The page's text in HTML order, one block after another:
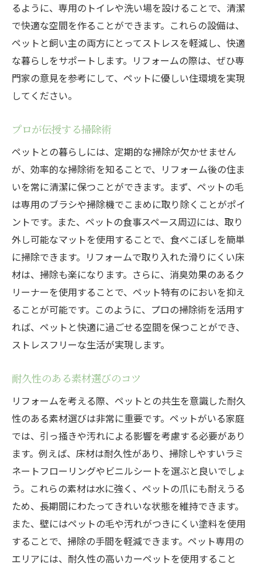
るように、専用のトイレや洗い場を設けることで、清潔
で快適な空間を作ることができます。これらの設備は、
ペットと飼い主の両方にとってストレスを軽減し、快適
な暮らしをサポートします。リフォームの際は、ぜひ専
門家の意見を参考にして、ペットに優しい住環境を実現
してください。
プロが伝授する掃除術
ペットとの暮らしには、定期的な掃除が欠かせません
が、効率的な掃除術を知ることで、リフォーム後の住ま
いを常に清潔に保つことができます。まず、ペットの毛
は専用のブラシや掃除機でこまめに取り除くことがポイ
ントです。また、ペットの食事スペース周辺には、取り
外し可能なマットを使用することで、食べこぼしを簡単
に掃除できます。リフォームで取り入れた滑りにくい床
材は、掃除も楽になります。さらに、消臭効果のあるク
リーナーを使用することで、ペット特有のにおいを抑え
ることが可能です。このように、プロの掃除術を活用す
れば、ペットと快適に過ごせる空間を保つことができ、
ストレスフリーな生活が実現します。
耐久性のある素材選びのコツ
リフォームを考える際、ペットとの共生を意識した耐久
性のある素材選びは非常に重要です。ペットがいる家庭
では、引っ掻きや汚れによる影響を考慮する必要があり
ます。例えば、床材は耐久性があり、掃除しやすいラミ
ネートフローリングやビニルシートを選ぶと良いでしょ
う。これらの素材は水に強く、ペットの爪にも耐えうる
ため、長期間にわたってきれいな状態を維持できます。
また、壁にはペットの毛や汚れがつきにくい塗料を使用
することで、掃除の手間を軽減できます。ペット専用の
エリアには、耐久性の高いカーペットを使用すること